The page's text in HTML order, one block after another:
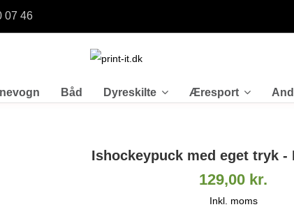
07 46
Båd Dyreskilte Æresport
Ishockeypuck med eget tryk -
129,00 kr.
Inkl. moms